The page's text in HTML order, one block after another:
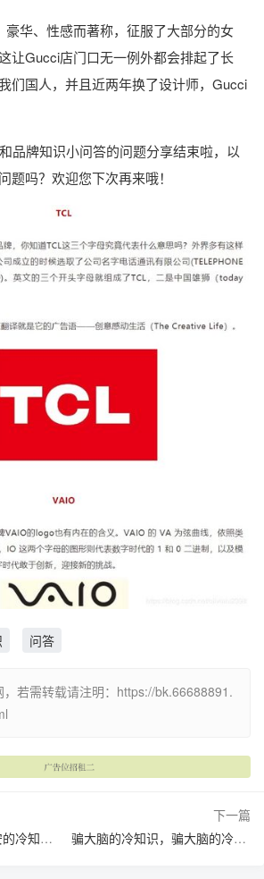
豪华、性感而著称，征服了大部分的女
让Gucci店门口无一例外都会排起了长
们国人，并且近两年换了设计师，Gucci
品牌知识小问答的问题分享结束啦，以
题吗？欢迎您下次再来哦！
问答
若需转载请注明：https://bk.66688891.
西安冷知识知乎，西安的冷知识(西安冷空气最新消息)
下一篇
骗大脑的冷知识，骗大脑的冷知识有哪些